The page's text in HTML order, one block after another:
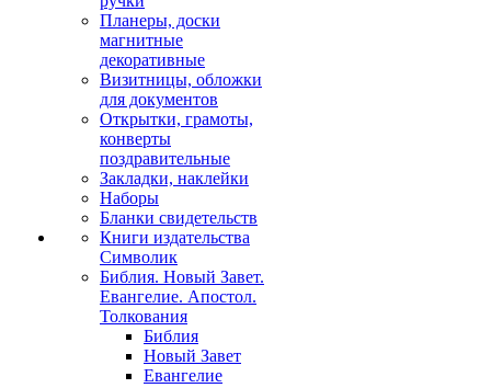
Планеры, доски
магнитные
декоративные
Визитницы, обложки
для документов
Открытки, грамоты,
конверты
поздравительные
Закладки, наклейки
Наборы
Бланки свидетельств
Книги издательства
Символик
Библия. Новый Завет.
Евангелие. Апостол.
Толкования
Библия
Новый Завет
Евангелие